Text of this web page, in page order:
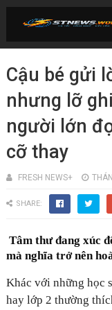
Cậu bé gửi
nhưng lỡ
người lớn
cỡ thay
FRESH NEWS+
SHARE:
Tâm thư đang xúc
mà nghĩa trở nên
Khác với những học
hay lớp 2 thường